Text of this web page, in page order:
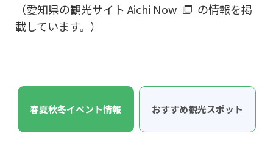
（愛知県の観光サイト Aichi Now
の情報を掲
載しています。）
春夏秋冬イベント情報 おすすめ観光スポット